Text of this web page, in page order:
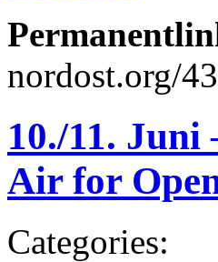
nordost.org/
10./11.
Air for
Categories: